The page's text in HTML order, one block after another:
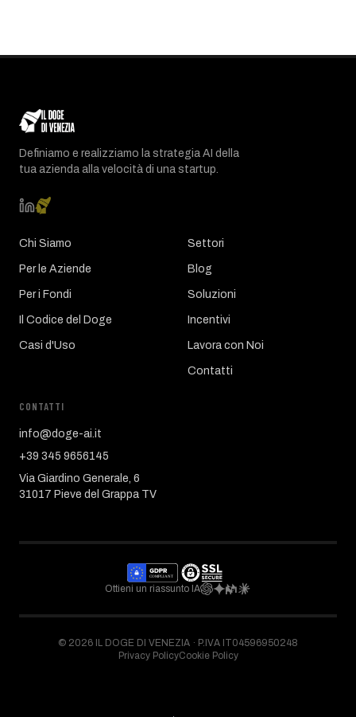
Definiamo e realizziamo la strategia AI della
tua azienda alla velocità di una startup.
Chi Siamo
Per le Aziende
Per i Fondi
Il Codice del Doge
Casi d'Uso
Settori
Blog
Soluzioni
Incentivi
Lavora con Noi
Contatti
CONTATTI
info@doge-ai.it
+39 345 9656145
Via Giardino Generale, 6
31017 Pieve del Grappa TV
Ottieni un riassunto IA
© 2026 IL DOGE DI VENEZIA · P.IVA IT04596950248
Privacy PolicyCookie Policy